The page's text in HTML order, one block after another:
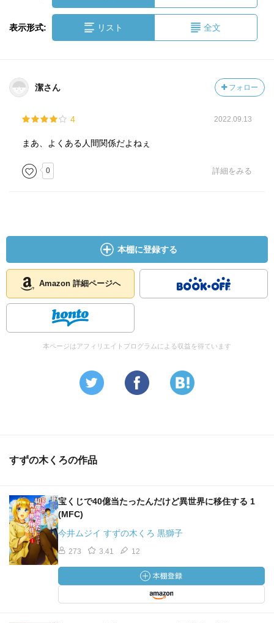
表示形式: リスト 全文
潔さん フォロー
4 2022.09.13
まあ、よくある人間関係だよねぇ
0 詳細をみる
本棚に登録する
Amazon 詳細ページへ
本ページはアフィリエイトプログラムによる収益を得ています
すずの木くろの作品
宝くじで40億当たったんだけど異世界に移住する 1
(MFC)
今井ムジイ すずの木くろ 黒獅子
273 3.41 12